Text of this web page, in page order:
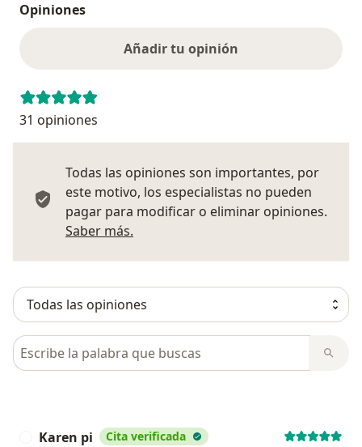
Opiniones
Añadir tu opinión
31 opiniones
Todas las opiniones son importantes, por
este motivo, los especialistas no pueden
pagar para modificar o eliminar opiniones.
Saber más.
Busca en opiniones
Karen pi Cita verificada